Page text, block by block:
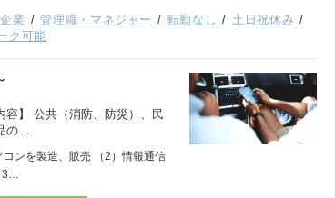
業 管理職・マネジャー 転勤なし
土日祝休み
ク可能
手電機メーカー～
容】 公共（消防、防災）、民
の…
コンを製造、販売 （2）情報通信
3…